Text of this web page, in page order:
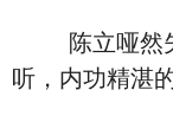
陈立哑然失
听，内功精湛